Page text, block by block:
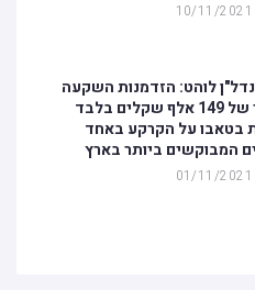
10/11/2021
לוהט: הזדמנות השקעה
במחיר של 149 אלף שקלים בלבד
בטאבו על הקרקע באחד
המבוקשים ביותר בארץ
01/11/2021